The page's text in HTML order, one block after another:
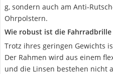
g, sondern auch am Anti-
Ohrpolstern.
Wie robust ist die Fahrradbrille
Trotz ihres geringen Gewichts
Der Rahmen wird aus einem
und die Linsen bestehen nicht